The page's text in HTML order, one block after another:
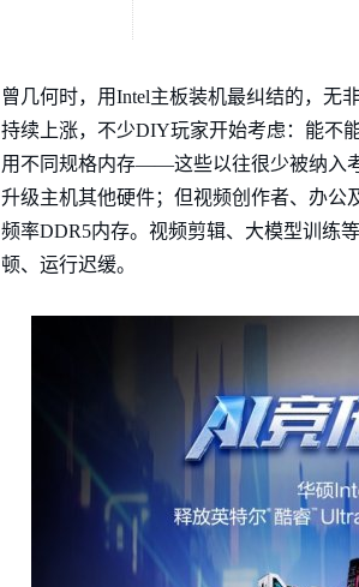
曾几何时，用Intel主板装机最纠结的，无
持续上涨，不少DIY玩家开始考虑：能不
用不同规格内存——这些以往很少被纳入
升级主机其他硬件；但视频创作者、办公
频率DDR5内存。视频剪辑、大模型训练
顿、运行迟缓。